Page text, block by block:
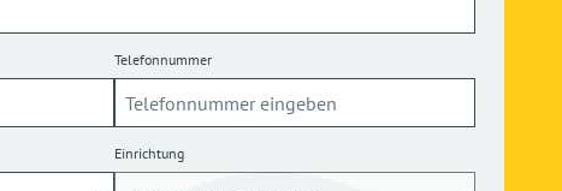
Telefonnummer
Einrichtung